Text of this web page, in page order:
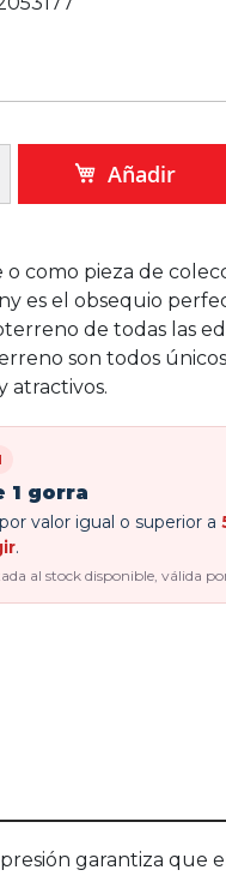
Añadir
como pieza de
es el obsequio
de todas las
son todos
atractivos.
1 gorra
valor igual o superior a
.
al stock disponible, válida
garantiza que